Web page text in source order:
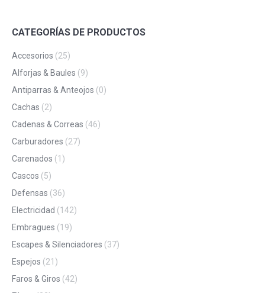
CATEGORÍAS DE PRODUCTOS
Accesorios (25)
Alforjas & Baules (9)
Antiparras & Anteojos (0)
Cachas (2)
Cadenas & Correas (46)
Carburadores (27)
Carenados (1)
Cascos (5)
Defensas (36)
Electricidad (142)
Embragues (19)
Escapes & Silenciadores (37)
Espejos (21)
Faros & Giros (42)